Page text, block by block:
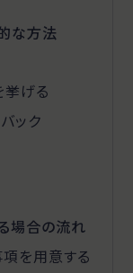
な方法
げる
ック
場合の流れ
を用意する